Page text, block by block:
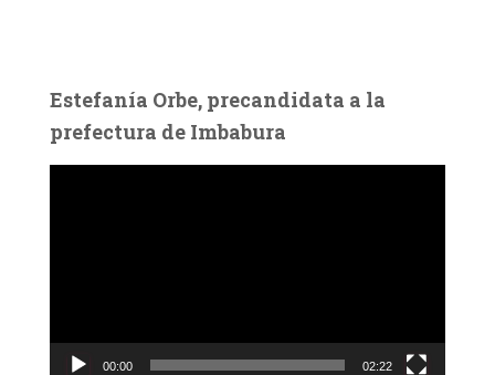
Estefanía Orbe, precandidata a la
prefectura de Imbabura
c
00:00 02:22